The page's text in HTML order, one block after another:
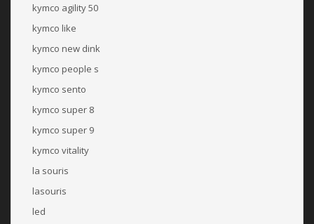
kymco agility 50
kymco like
kymco new dink
kymco people s
kymco sento
kymco super 8
kymco super 9
kymco vitality
la souris
lasouris
led